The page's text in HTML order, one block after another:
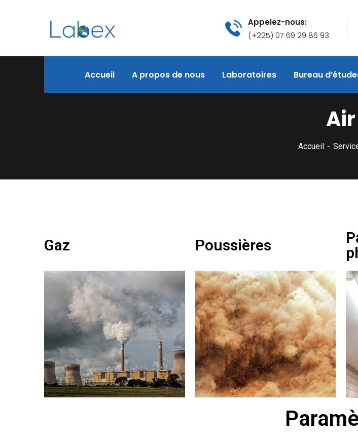
Appelez-nous:
(+225) 07 69 29 86 93
Accueil A propos de nous Laboratoires Bureau
Air
Accueil
Gaz Poussières